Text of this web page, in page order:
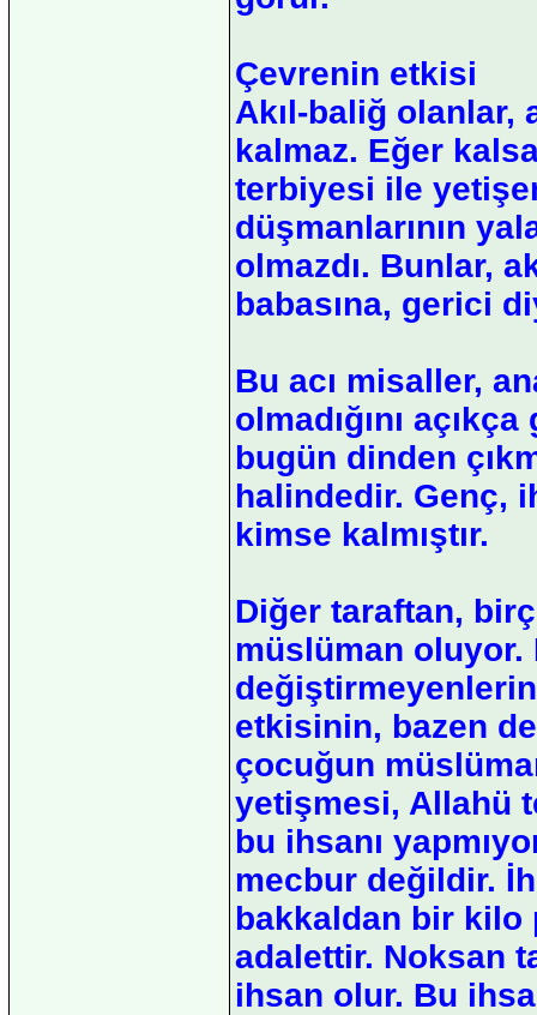
Çevrenin etkisi
Akıl-baliğ olanlar,
kalmaz. Eğer
terbiyesi ile
düşmanlarının
olmazdı. Bunlar,
babasına, gerici
Bu acı misaller,
olmadığını
bugün dinden
halindedir. Genç,
kimse kalmıştır.
Diğer taraftan,
müslüman oluyor.
etkisinin, bazen
çocuğun
yetişmesi, Allahü
bu ihsanı
mecbur değildir.
bakkaldan bir kilo
adalettir. Noksan
ihsan olur. Bu